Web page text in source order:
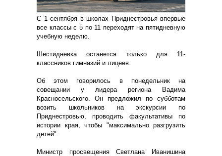
С 1 сентября в школах Приднестровья впервые
все классы с 5 по 11 переходят на пятидневную
учебную неделю.
Шестидневка останется только для 11-
классников гимназий и лицеев.
Об этом говорилось в понедельник на
совещании у лидера региона Вадима
Красносельского. Он предложил по субботам
возить школьников на экскурсии по
Приднестровью, проводить факультативы по
истории края, чтобы "максимально разгрузить
детей".
Министр просвещения Светлана Иванишина